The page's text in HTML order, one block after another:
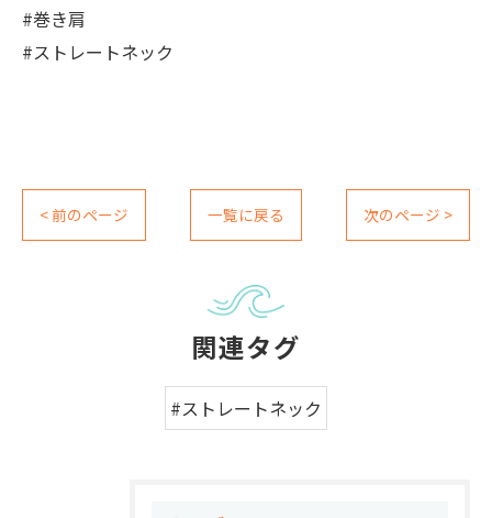
#巻き肩
#ストレートネック
< 前のページ 一覧に戻る 次のページ >
関連タグ
#ストレートネック